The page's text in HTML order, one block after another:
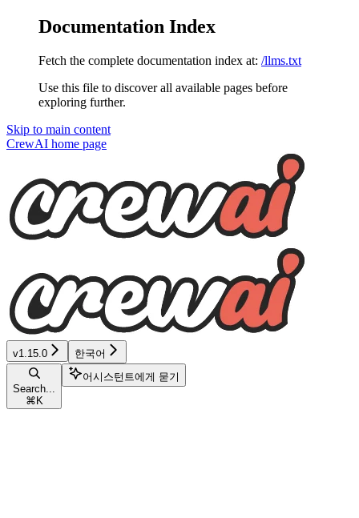
Documentation Index
Fetch the complete documentation index at: /llms.txt
Use this file to discover all available pages before
exploring further.
Skip to main content
CrewAI home page
v1.15.0 한국어
Search...
⌘ K
어시스턴트에게 묻기